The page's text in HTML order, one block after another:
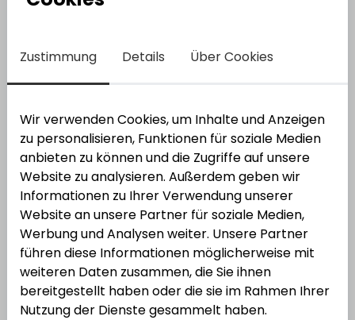
MetaboMetabo Akku-Bit-Box 32-teilig
Zustimmung Details Über Cookies
Wir verwenden Cookies, um Inhalte und Anzeigen
zu personalisieren, Funktionen für soziale Medien
anbieten zu können und die Zugriffe auf unsere
Website zu analysieren. Außerdem geben wir
Informationen zu Ihrer Verwendung unserer
Website an unsere Partner für soziale Medien,
Werbung und Analysen weiter. Unsere Partner
führen diese Informationen möglicherweise mit
weiteren Daten zusammen, die Sie ihnen
bereitgestellt haben oder die sie im Rahmen Ihrer
Nutzung der Dienste gesammelt haben.